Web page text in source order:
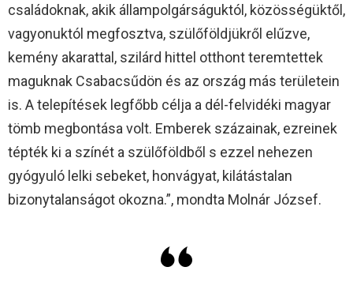
családoknak, akik állampolgárságuktól, közösségüktől,
vagyonuktól megfosztva, szülőföldjükről elűzve,
kemény akarattal, szilárd hittel otthont teremtettek
maguknak Csabacsűdön és az ország más területein
is. A telepítések legfőbb célja a dél-felvidéki magyar
tömb megbontása volt. Emberek százainak, ezreinek
tépték ki a színét a szülőföldből s ezzel nehezen
gyógyuló lelki sebeket, honvágyat, kilátástalan
bizonytalanságot okozna.”, mondta Molnár József.